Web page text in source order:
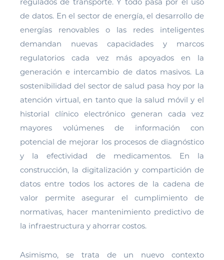
de datos. En el sector de energía, el desarrollo de
energías renovables o las redes inteligentes
demandan nuevas capacidades y marcos
regulatorios cada vez más apoyados en la
generación e intercambio de datos masivos. La
sostenibilidad del sector de salud pasa hoy por la
atención virtual, en tanto que la salud móvil y el
historial clínico electrónico generan cada vez
mayores volúmenes de información con
potencial de mejorar los procesos de diagnóstico
y la efectividad de medicamentos. En la
construcción, la digitalización y compartición de
datos entre todos los actores de la cadena de
valor permite asegurar el cumplimiento de
normativas, hacer mantenimiento predictivo de
la infraestructura y ahorrar costos.
Asimismo, se trata de un nuevo contexto